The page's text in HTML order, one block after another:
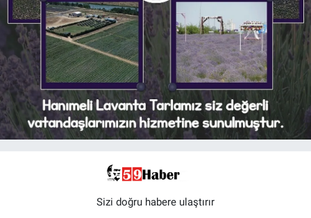
Sizi doğru habere ulaştırır